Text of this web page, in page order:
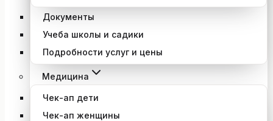
Документы
Учеба школы и садики
Подробности услуг и цены
Медицина
Чек-ап дети
Чек-ап женщины